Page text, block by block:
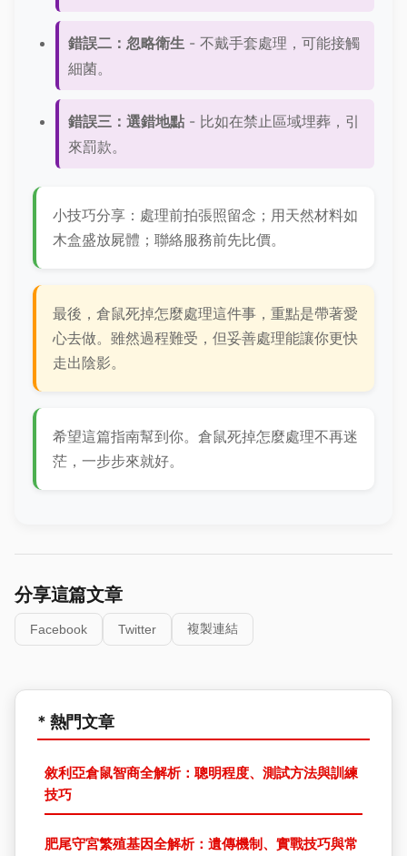
錯誤二：忽略衛生 - 不戴手套處理，可能接觸
細菌。
錯誤三：選錯地點 - 比如在禁止區域埋葬，引
來罰款。
小技巧分享：處理前拍張照留念；用天然材料如
木盒盛放屍體；聯絡服務前先比價。
最後，倉鼠死掉怎麼處理這件事，重點是帶著愛
心去做。雖然過程難受，但妥善處理能讓你更快
走出陰影。
希望這篇指南幫到你。倉鼠死掉怎麼處理不再迷
茫，一步步來就好。
分享這篇文章
Facebook Twitter 複製連結
* 熱門文章
敘利亞倉鼠智商全解析：聰明程度、測試方法與訓練
技巧
肥尾守宮繁殖基因全解析：遺傳機制、實戰技巧與常